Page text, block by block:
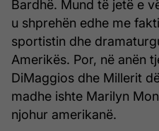
Bardhë. Mund të jetë e
u shprehën edhe me
sportistin dhe
Amerikës. Por, në anën
DiMaggios dhe Millerit
madhe ishte Marilyn
njohur amerikanë.